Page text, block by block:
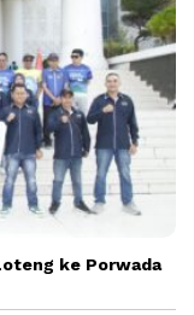
ke Porwada